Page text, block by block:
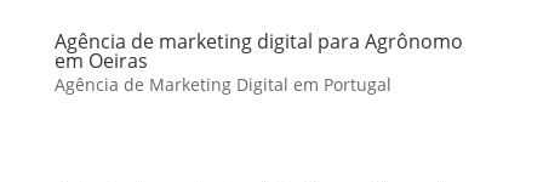
Agência de marketing digital para Agrônomo
em Oeiras
Agência de Marketing Digital em Portugal